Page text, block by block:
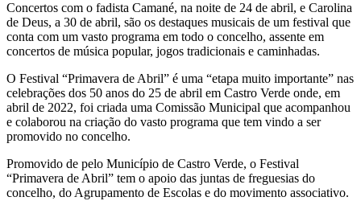
Concertos com o fadista Camané, na noite de 24 de abril, e Carolina
de Deus, a 30 de abril, são os destaques musicais de um festival que
conta com um vasto programa em todo o concelho, assente em
concertos de música popular, jogos tradicionais e caminhadas.
O Festival “Primavera de Abril” é uma “etapa muito importante” nas
celebrações dos 50 anos do 25 de abril em Castro Verde onde, em
abril de 2022, foi criada uma Comissão Municipal que acompanhou
e colaborou na criação do vasto programa que tem vindo a ser
promovido no concelho.
Promovido de pelo Município de Castro Verde, o Festival
“Primavera de Abril” tem o apoio das juntas de freguesias do
concelho, do Agrupamento de Escolas e do movimento associativo.